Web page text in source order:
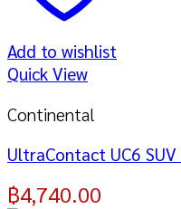
Add to wishlist
Quick View
Continental
UltraContact UC6
฿4,740.00